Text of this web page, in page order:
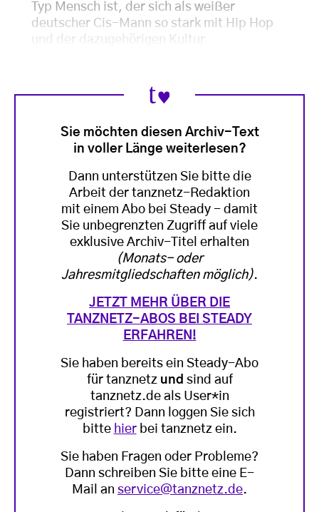
Typ Mensch ist, der sich als weißer
deutscher Cis-Mann so stark mit Hip Hop
und der dazugehörigen Kultur
Sie möchten diesen Archiv-Text
in voller Länge weiterlesen?
Dann unterstützen Sie bitte die
Arbeit der tanznetz-Redaktion
mit einem Abo bei Steady - damit
Sie unbegrenzten Zugriff auf viele
exklusive Archiv-Titel erhalten
(Monats- oder
Jahresmitgliedschaften möglich).
JETZT MEHR ÜBER DIE
TANZNETZ-ABOS BEI STEADY
ERFAHREN!
Sie haben bereits ein Steady-Abo
für tanznetz und sind auf
tanznetz.de als User*in
registriert? Dann loggen Sie sich
bitte hierbei tanznetz ein.
Sie haben Fragen oder Probleme?
Dann schreiben Sie bitte eine E-
Mail an service@tanznetz.de.